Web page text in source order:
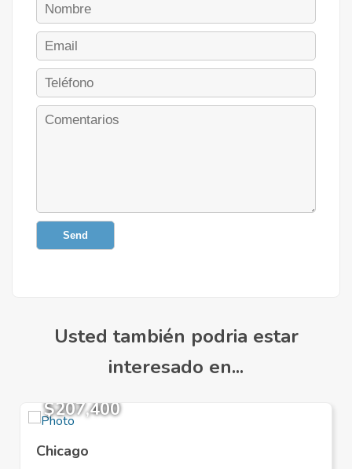
Send
Usted también podria estar
interesado en...
$207,400
Chicago